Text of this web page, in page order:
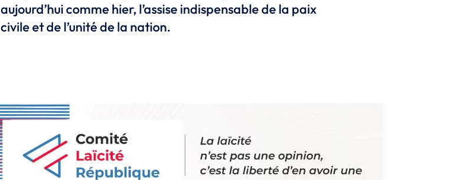
aujourd’hui comme hier, l’assise indispensable de la paix
civile et de l’unité de la nation.